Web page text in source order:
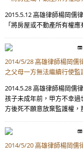
2015.5.12 高雄律師楊岡儒
「將房屋或不動產所有權
2014/5/28 高雄律師楊岡儒
之父母一方無法繼續行使
2014.5.28 高雄律師楊岡儒
孩子未成年前，甲方不幸
方後死不願意放棄監護權，
2014/5/20 高雄律師楊岡儒